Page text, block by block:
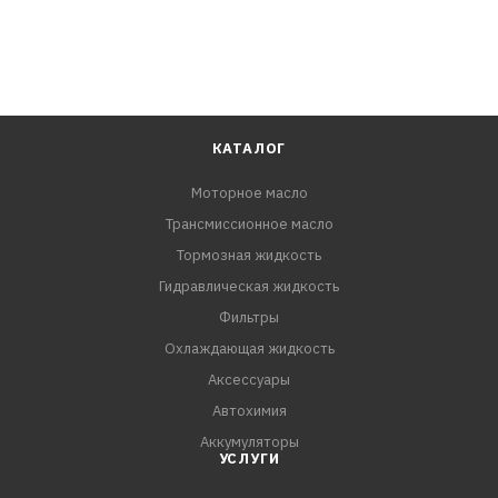
Высота: 52 мм
КАТАЛОГ
Моторное масло
Трансмиссионное масло
Тормозная жидкость
Гидравлическая жидкость
Фильтры
Охлаждающая жидкость
Аксессуары
Автохимия
Аккумуляторы
УСЛУГИ